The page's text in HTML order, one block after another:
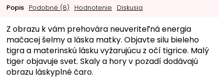
Popis Podobné (8) Hodnotenie Diskusia
Z obrazu k vám prehovára neuveriteľná energia
mačacej šelmy a láska matky. Objavte silu bieleho
tigra a materinskú lásku vyžarujúcu z očí tigrice. Malý
tiger objavuje svet. Skaly a hory v pozadí dodávajú
obrazu láskyplné čaro.